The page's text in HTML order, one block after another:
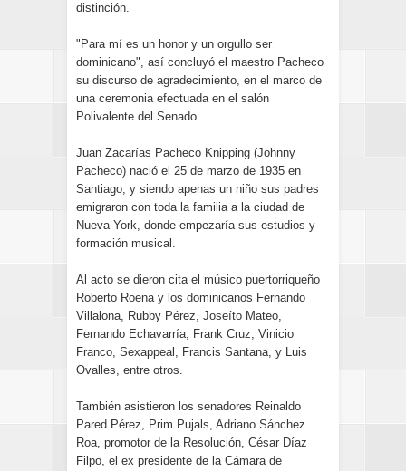
distinción.
"Para mí es un honor y un orgullo ser
dominicano", así concluyó el maestro Pacheco
su discurso de agradecimiento, en el marco de
una ceremonia efectuada en el salón
Polivalente del Senado.
Juan Zacarías Pacheco Knipping (Johnny
Pacheco) nació el 25 de marzo de 1935 en
Santiago, y siendo apenas un niño sus padres
emigraron con toda la familia a la ciudad de
Nueva York, donde empezaría sus estudios y
formación musical.
Al acto se dieron cita el músico puertorriqueño
Roberto Roena y los dominicanos Fernando
Villalona, Rubby Pérez, Joseíto Mateo,
Fernando Echavarría, Frank Cruz, Vinicio
Franco, Sexappeal, Francis Santana, y Luis
Ovalles, entre otros.
También asistieron los senadores Reinaldo
Pared Pérez, Prim Pujals, Adriano Sánchez
Roa, promotor de la Resolución, César Díaz
Filpo, el ex presidente de la Cámara de